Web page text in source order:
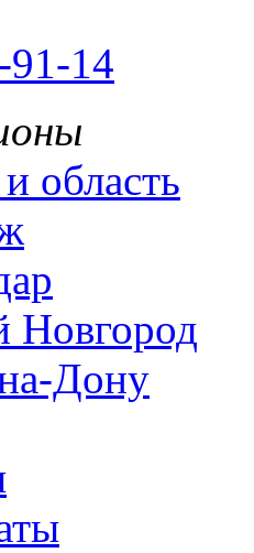
91-14
область
Дону